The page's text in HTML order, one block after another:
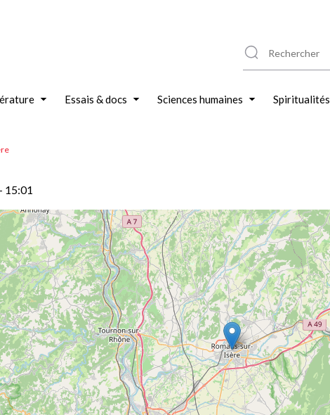
Essais & docs Sciences humaines Spiritualités
15:01